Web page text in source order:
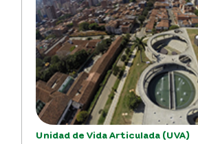
Unidad de Vida Articulada (UVA)